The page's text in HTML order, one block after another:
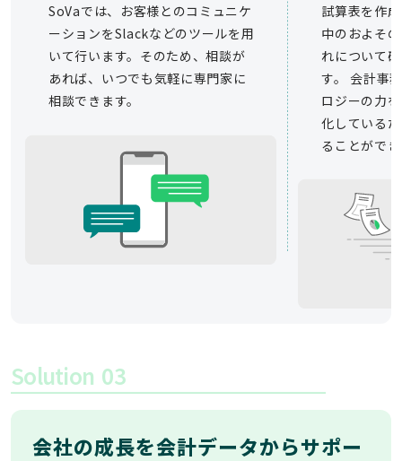
SoVaでは、お客様とのコミュニケ
ーションをSlackなどのツールを用
いて行います。そのため、相談が
あれば、いつでも気軽に専門家に
相談できます。
試算表を作
中のおよそ
れについて
す。 会計事
ロジーの力
化している
ることがで
Solution 03
会社の成長を会計データからサポー